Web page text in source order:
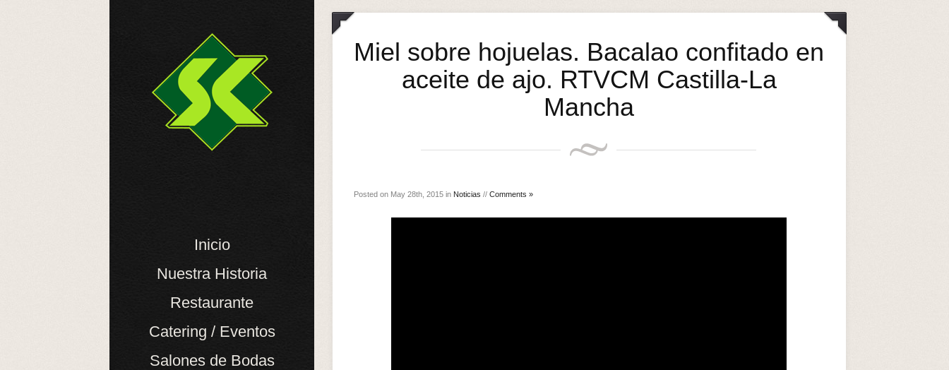
Inicio
Nuestra Historia
Restaurante
Catering / Eventos
Salones de Bodas
Miel sobre hojuelas. Bacalao confitado en
aceite de ajo. RTVCM Castilla-La
Mancha
Posted on May 28th, 2015 in Noticias // Comments »